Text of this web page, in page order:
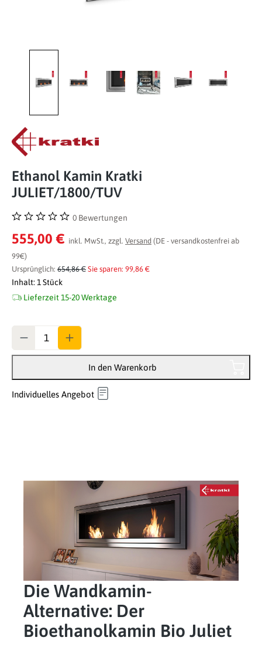
Ethanol Kamin Kratki
JULIET/1800/TUV
Durchschnittliche Bewertung von 0 von 5 Sternen
0 Bewertungen
555,00 € inkl. MwSt., zzgl. Versand (DE - versandkostenfrei ab
99€)
Ursprünglich: 654,86 € Sie sparen: 99,86 €
Inhalt: 1 Stück
Lieferzeit 15-20 Werktage
In den Warenkorb
Individuelles Angebot
Die Wandkamin-
Alternative: Der
Bioethanolkamin Bio Juliet